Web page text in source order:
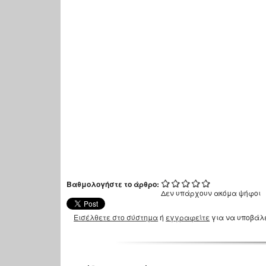
Βαθμολογήστε το άρθρο:
Δεν υπάρχουν ακόμα ψήφοι
Εισέλθετε στο σύστημαή εγγραφείτε για να